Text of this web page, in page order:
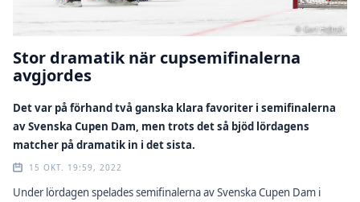
Stor dramatik när cupsemifinalerna
avgjordes
Det var på förhand två ganska klara favoriter i semifinalerna
av Svenska Cupen Dam, men trots det så bjöd lördagens
matcher på dramatik in i det sista.
15 OKT. 19:59, 2022
Under lördagen spelades semifinalerna av Svenska Cupen Dam i